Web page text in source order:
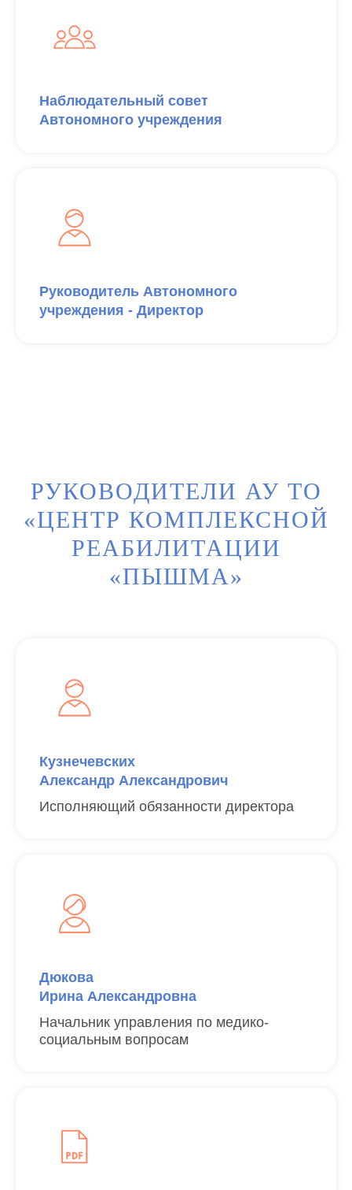
Наблюдательный совет
Автономного учреждения
Руководитель Автономного
учреждения - Директор
РУКОВОДИТЕЛИ АУ ТО
«ЦЕНТР КОМПЛЕКСНОЙ
РЕАБИЛИТАЦИИ
«ПЫШМА»
Кузнечевских
Александр Александрович
Исполняющий обязанности директора
Дюкова
Ирина Александровна
Начальник управления по медико-
социальным вопросам